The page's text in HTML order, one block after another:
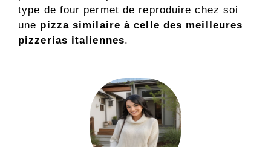
type de four permet de reproduire chez soi
une pizza similaire à celle des meilleures
pizzerias italiennes.